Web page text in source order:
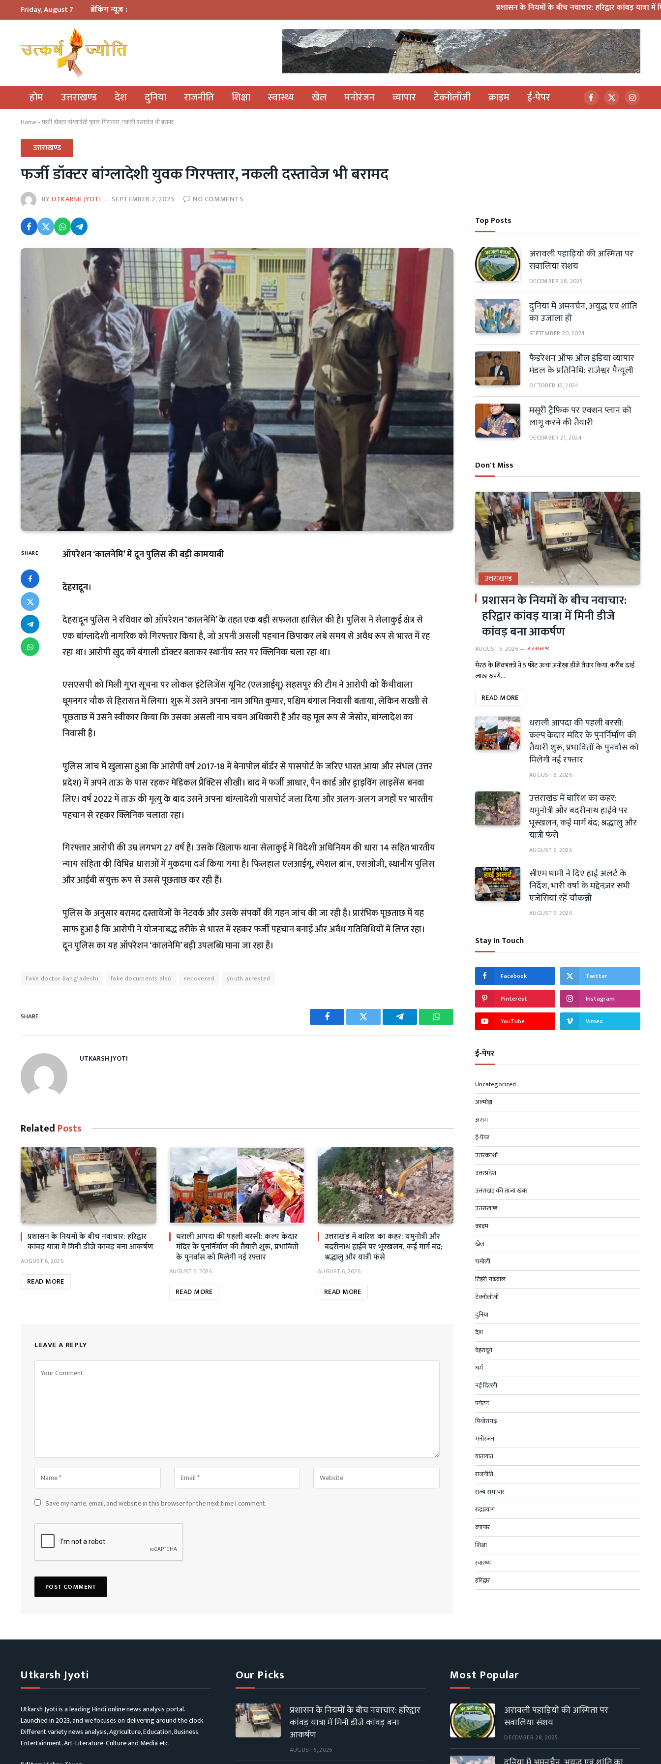
Friday, August 7 ब्रेकिंग न्यूज़ : प्रशासन के नियमों के बीच नवाचार: हरिद्वार कांवड़ यात्रा में मिनी डीजे
होम उत्तराखण्ड देश दुनिया राजनीति शिक्षा स्वास्थ्य खेल मनोरंजन व्यापार टेक्नोलॉजी क्राइम ई-पेपर Facebook
X
(Twitter)
Home » फर्जी डॉक्टर बांग्लादेशी युवक गिरफ्तार, नकली दस्तावेज भी बरामद
उत्तराखण्ड
फर्जी डॉक्टर बांग्लादेशी युवक गिरफ्तार, नकली दस्तावेज भी बरामद
BYUTKARSH JYOTI SEPTEMBER 2, 2025 NO COMMENTS
SHARE ऑपरेशन ‘कालनेमि’ में दून पुलिस की बड़ी कामयाबी
देहरादून।
देहरादून पुलिस ने रविवार को ऑपरेशन ‘कालनेमि’ के तहत एक बड़ी सफलता हासिल की है। पुलिस ने सेलाकुई क्षेत्र से
एक बांग्लादेशी नागरिक को गिरफ्तार किया है, जो अपनी असली पहचान छिपाकर लंबे समय से अवैध रूप से भारत में रह
रहा था। आरोपी खुद को बंगाली डॉक्टर बताकर स्थानीय स्तर पर क्लिनिक चला रहा था।
एसएसपी को मिली गुप्त सूचना पर लोकल इंटेलिजेंस यूनिट (एलआईयू) सहसपुर की टीम ने आरोपी को कैंचीवाला
धूमनगर चौक से हिरासत में लिया। शुरू में उसने अपना नाम अमित कुमार, पश्चिम बंगाल निवासी बताया, लेकिन सख्ती से
पूछताछ में उसने स्वीकार किया कि उसका असली नाम चयन अधिकारी है और वह मूल रूप से जेसोर, बांग्लादेश का
निवासी है।
पुलिस जांच में खुलासा हुआ कि आरोपी वर्ष 2017-18 में बेनापोल बॉर्डर से पासपोर्ट के जरिए भारत आया और संभल (उत्तर
प्रदेश) में अपने ताऊ के पास रहकर मेडिकल प्रैक्टिस सीखी। बाद में फर्जी आधार, पैन कार्ड और ड्राइविंग लाइसेंस बनवा
लिए। वर्ष 2022 में ताऊ की मृत्यु के बाद उसने अपना बांग्लादेशी पासपोर्ट जला दिया और अलग-अलग जगहों पर भारतीय
पहचान से रहकर क्लिनिक चलाता रहा।
गिरफ्तार आरोपी की उम्र लगभग 27 वर्ष है। उसके खिलाफ थाना सेलाकुई में विदेशी अधिनियम की धारा 14 सहित भारतीय
न्याय संहिता की विभिन्न धाराओं में मुकदमा दर्ज किया गया है। फिलहाल एलआईयू, स्पेशल ब्रांच, एसओजी, स्थानीय पुलिस
और आईबी संयुक्त रूप से उससे पूछताछ कर रही हैं।
पुलिस के अनुसार बरामद दस्तावेजों के नेटवर्क और उसके संपर्कों की गहन जांच की जा रही है। प्रारंभिक पूछताछ में यह
साफ हुआ है कि आरोपी ने योजनाबद्ध तरीके से भारत में रहकर फर्जी पहचान बनाई और अवैध गतिविधियों में लिप्त रहा।
दून पुलिस का यह ऑपरेशन ‘कालनेमि’ बड़ी उपलब्धि माना जा रहा है।
Fake doctor Bangladeshi fake documents also recovered youth arrested
SHARE.
Facebook Twitter Telegram WhatsApp
UTKARSH JYOTI
Related Posts
प्रशासन के नियमों के बीच नवाचार: हरिद्वार
कांवड़ यात्रा में मिनी डीजे कांवड़ बना आकर्षण
AUGUST 6, 2026
READ MORE
धराली आपदा की पहली बरसी: कल्प केदार
मंदिर के पुनर्निर्माण की तैयारी शुरू, प्रभावितों
के पुनर्वास को मिलेगी नई रफ्तार
AUGUST 6, 2026
READ MORE
उत्तराखंड में बारिश का कहर: यमुनोत्री और
बदरीनाथ हाईवे पर भूस्खलन, कई मार्ग बंद;
श्रद्धालु और यात्री फंसे
AUGUST 6, 2026
READ MORE
LEAVE A REPLY
Save my name, email, and website in this browser for the next time I comment.
Top Posts
अरावली पहाड़ियों की अस्मिता पर
सवालिया संशय
DECEMBER 28, 2025
दुनिया में अमनचैन, अयुद्ध एवं शांति
का उजाला हो
SEPTEMBER 20, 2024
फैडरेशन ऑफ ऑल इंडिया व्यापार
मंडल के प्रतिनिधि: राजेश्वर पैन्यूली
OCTOBER 16, 2024
मसूरी ट्रैफिक पर एक्शन प्लान को
लागू करने की तैयारी
DECEMBER 21, 2024
Don't Miss
उत्तराखण्ड
प्रशासन के नियमों के बीच नवाचार:
हरिद्वार कांवड़ यात्रा में मिनी डीजे
कांवड़ बना आकर्षण
AUGUST 6, 2026 उत्तराखण्ड
मेरठ के शिवभक्तों ने 5 फीट ऊंचा अनोखा डीजे तैयार किया, करीब ढाई
लाख रुपये…
READ MORE
धराली आपदा की पहली बरसी:
कल्प केदार मंदिर के पुनर्निर्माण की
तैयारी शुरू, प्रभावितों के पुनर्वास को
मिलेगी नई रफ्तार
AUGUST 6, 2026
उत्तराखंड में बारिश का कहर:
यमुनोत्री और बदरीनाथ हाईवे पर
भूस्खलन, कई मार्ग बंद; श्रद्धालु और
यात्री फंसे
AUGUST 6, 2026
सीएम धामी ने दिए हाई अलर्ट के
निर्देश, भारी वर्षा के मद्देनज़र सभी
एजेंसियां रहें चौकन्नी
AUGUST 6, 2026
Stay In Touch
Facebook Twitter
Pinterest Instagram
YouTube Vimeo
ई-पेपर
Uncategorized
अल्मोड़ा
असम
ई-पेपर
उत्तरकाशी
उत्तरप्रदेश
उत्तराखंड की ताज़ा खबर
उत्तराखण्ड
क्राइम
खेल
चमोली
टिहरी गढ़वाल
टेक्नोलॉजी
दुनिया
देश
देहरादून
धर्म
नई दिल्ली
पर्यटन
पिथोरागढ़
मनोरंजन
यातायात
राजनीति
राज्य समाचार
रुद्रप्रयाग
व्यापार
शिक्षा
स्वास्थ्य
हरिद्वार
Utkarsh Jyoti
Utkarsh Jyoti is a leading Hindi online news analysis portal.
Launched in 2023, and we focuses on delivering around the clock
Different variety news analysis, Agriculture, Education, Business,
Entertainment, Art-Literature-Culture and Media etc.
Our Picks
प्रशासन के नियमों के बीच नवाचार: हरिद्वार
कांवड़ यात्रा में मिनी डीजे कांवड़ बना
आकर्षण
AUGUST 6, 2026
Most Popular
अरावली पहाड़ियों की अस्मिता पर
सवालिया संशय
DECEMBER 28, 2025